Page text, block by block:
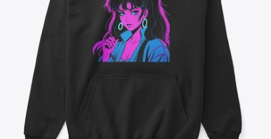
Venda en todas partes
Venda lo que sea